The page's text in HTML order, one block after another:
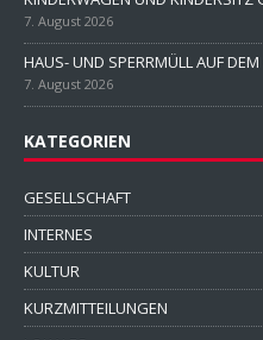
7. August 2026
HAUS- UND SPERRMÜLL AUF
7. August 2026
KATEGORIEN
GESELLSCHAFT
INTERNES
KULTUR
KURZMITTEILUNGEN